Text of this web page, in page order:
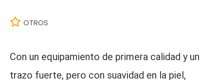
OTROS
Con un equipamiento de primera calidad y un
trazo fuerte, pero con suavidad en la piel,